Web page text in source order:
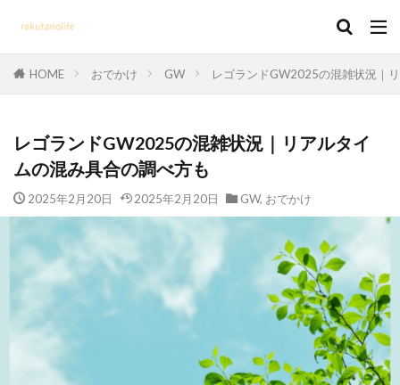
HOME おでかけ GW レゴランドGW2025の混雑状況｜
レゴランドGW2025の混雑状況｜リアルタイ
ムの混み具合の調べ方も
2025年2月20日 2025年2月20日 GW, おでかけ